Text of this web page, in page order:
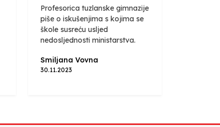
Profesorica tuzlanske gimnazije
piše o iskušenjima s kojima se
škole susreću usljed
nedosljednosti ministarstva.
Smiljana Vovna
30.11.2023